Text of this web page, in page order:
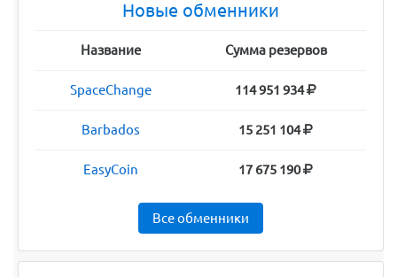
Новые обменники
Название Сумма резервов
SpaceChange 114 951 934
Barbados 15 251 104
EasyCoin 17 675 190
Все обменники